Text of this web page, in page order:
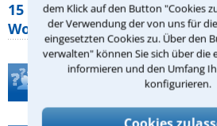
dem Klick auf den Button "Cookies
der Verwendung der von uns für
eingesetzten Cookies zu. Über den
verwalten" können Sie sich über die
informieren und den Umfang
konfigurieren.
15 elementare Rechte, die
Wohnungseigentümer
Teste Dein